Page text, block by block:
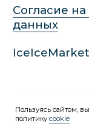
Пользуясь сайтом,
политику cookie